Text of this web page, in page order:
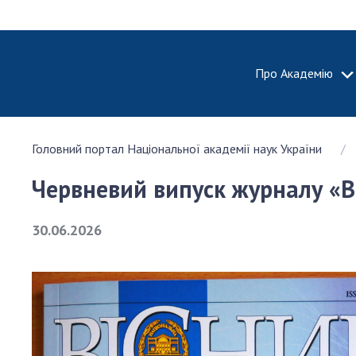
Про Академію
Про
України
та
НАН
Головний портал Національної академії наук України
Червневий випуск журналу
30.06.2026